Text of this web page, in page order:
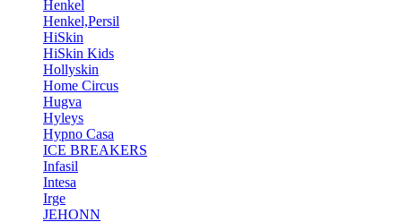
Henkel
Henkel,Persil
HiSkin
HiSkin Kids
Hollyskin
Home Circus
Hugva
Hyleys
Hypno Casa
ICE BREAKERS
Infasil
Intesa
Irge
JEHONN